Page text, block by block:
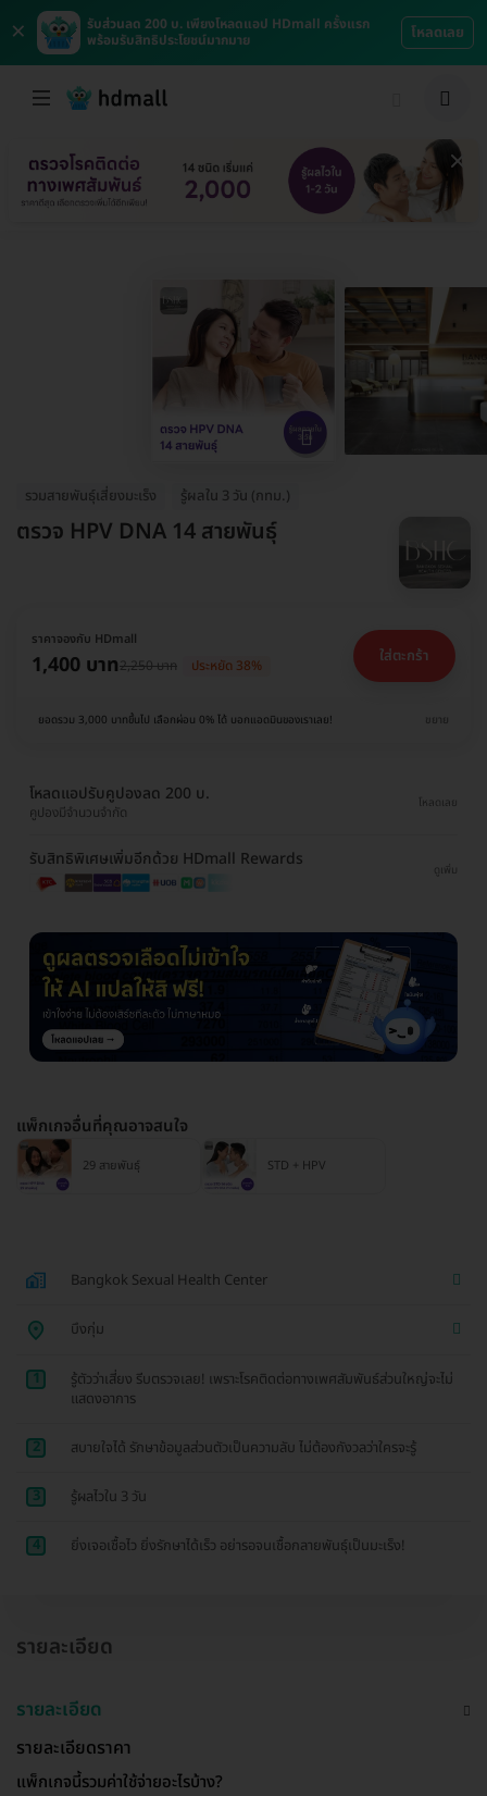
×
รับส่วนลด 200 บ. เพียงโหลดแอป HDmall ครั้งแรก
พร้อมรับสิทธิประโยชน์มากมาย
โหลดเลย
รวมสายพันธุ์เสี่ยงมะเร็ง รู้ผลใน 3 วัน (กทม.)
ตรวจ HPV DNA 14 สายพันธุ์
ราคาจองกับ HDmall
1,400 บาท2,250 บาท ประหยัด 38% ใส่ตะกร้า
ยอดรวม 3,000 บาทขึ้นไป เลือกผ่อน 0% ได้ บอกแอดมินของเราเลย! ขยาย
โหลดแอปรับคูปองลด 200 บ.
คูปองมีจำนวนจำกัด
โหลดเลย
รับสิทธิพิเศษเพิ่มอีกด้วย HDmall Rewards
ดูเพิ่ม
แพ็กเกจอื่นที่คุณอาจสนใจ
29 สายพันธุ์ STD + HPV
Bangkok Sexual Health Center
บึงกุ่ม
1
รู้ตัวว่าเสี่ยง รีบตรวจเลย! เพราะโรคติดต่อทางเพศสัมพันธ์ส่วนใหญ่จะไม่
แสดงอาการ
2 สบายใจได้ รักษาข้อมูลส่วนตัวเป็นความลับ ไม่ต้องกังวลว่าใครจะรู้
3 รู้ผลไวใน 3 วัน
4 ยิ่งเจอเชื้อไว ยิ่งรักษาได้เร็ว อย่ารอจนเชื้อกลายพันธุ์เป็นมะเร็ง!
รายละเอียด
รายละเอียด
รายละเอียดราคา
แพ็กเกจนี้รวมค่าใช้จ่ายอะไรบ้าง?